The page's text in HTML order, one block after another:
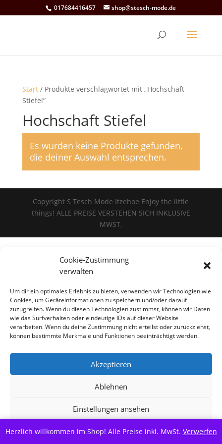
Cookie-Zustimmung
verwalten
Um dir ein optimales Erlebnis zu bieten, verwenden wir Technologien wie
Cookies, um Geräteinformationen zu speichern und/oder darauf
zuzugreifen. Wenn du diesen Technologien zustimmst, können wir Daten
wie das Surfverhalten oder eindeutige IDs auf dieser Website
verarbeiten. Wenn du deine Zustimmung nicht erteilst oder zurückziehst,
können bestimmte Merkmale und Funktionen beeinträchtigt werden.
Akzeptieren
Ablehnen
Einstellungen ansehen
Cookie-RichtlinieDatenschutzerklärung
Herzlich willkommen im Shop! Alle Preise inkl. MwSt. Verwerfen
017684416457 shop@stesch-mode.de
Start/ Produkte verschlagwortet mit „Hochschaft
Stiefel“
Hochschaft Stiefel
Es wurden keine Produkte gefunden,
die deiner Auswahl entsprechen.
Copyright S Tesch Mode Itzehoe Enjoy the little
things! ALLE PREISE VERSTEHEN SICH INKLUSIVE
MWST,
Alle Preise inkl. der gesetzlichen MwSt.
Vertrag widerrufen